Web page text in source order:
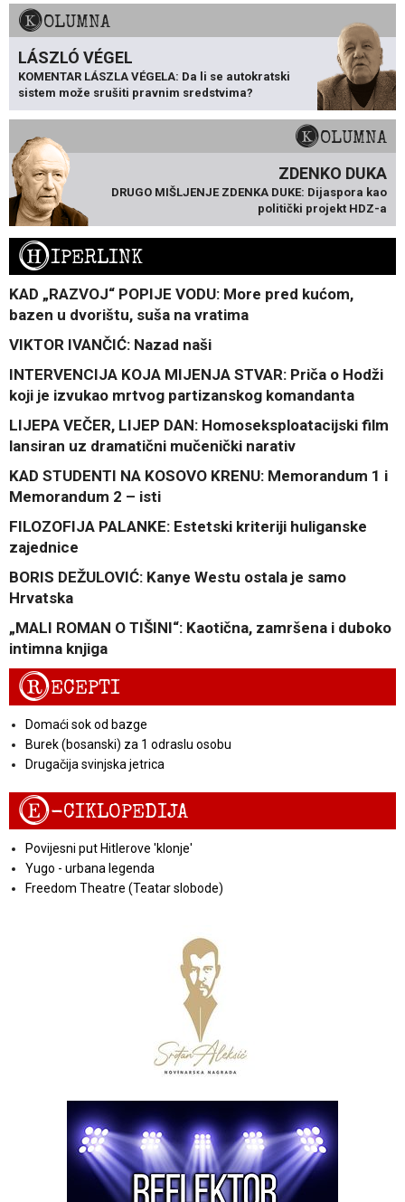
KOLUMNA
LÁSZLÓ VÉGEL
KOMENTAR LÁSZLA VÉGELA: Da li se autokratski
sistem može srušiti pravnim sredstvima?
KOLUMNA
ZDENKO DUKA
DRUGO MIŠLJENJE ZDENKA DUKE: Dijaspora kao
politički projekt HDZ-a
HIPERLINK
KAD „RAZVOJ“ POPIJE VODU: More pred kućom,
bazen u dvorištu, suša na vratima
VIKTOR IVANČIĆ: Nazad naši
INTERVENCIJA KOJA MIJENJA STVAR: Priča o Hodži
koji je izvukao mrtvog partizanskog komandanta
LIJEPA VEČER, LIJEP DAN: Homoseksploatacijski film
lansiran uz dramatični mučenički narativ
KAD STUDENTI NA KOSOVO KRENU: Memorandum 1 i
Memorandum 2 – isti
FILOZOFIJA PALANKE: Estetski kriteriji huliganske
zajednice
BORIS DEŽULOVIĆ: Kanye Westu ostala je samo
Hrvatska
„MALI ROMAN O TIŠINI“: Kaotična, zamršena i duboko
intimna knjiga
RECEPTI
Domaći sok od bazge
Burek (bosanski) za 1 odraslu osobu
Drugačija svinjska jetrica
E-CIKLOPEDIJA
Povijesni put Hitlerove 'klonje'
Yugo - urbana legenda
Freedom Theatre (Teatar slobode)